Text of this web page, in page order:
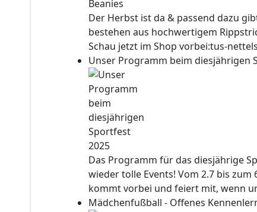
Der Herbst ist da & passend dazu
bestehen aus hochwertigem
Schau jetzt im Shop vorbei:tus-
Unser Programm beim diesjährigen
Das Programm für das diesjährige
wieder tolle Events! Vom 2.7 bis
kommt vorbei und feiert mit, wenn
Mädchenfußball - Offenes